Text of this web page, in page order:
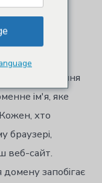
року
для
та маскування
ім'я, яке
хто
браузері,
веб-сайт.
запобігає
Indonesia